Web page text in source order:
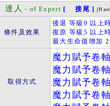
達人 - of Expert [ 接尾 ]
條件及效果
後退 等級9 以上
復原 等級5 以上
最大生命值增加
取得方式
魔力賦予卷
魔力賦予卷
魔力賦予卷
魔力賦予卷